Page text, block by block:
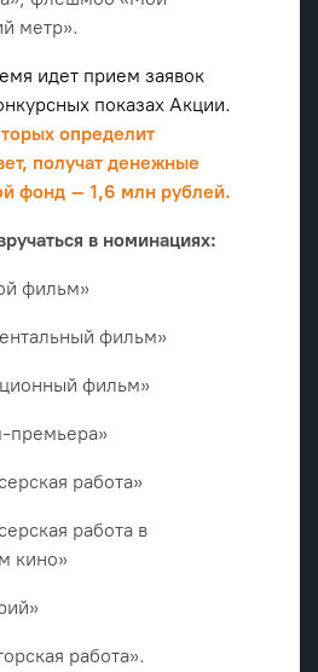
метр».
идет прием заявок
показах Акции.
определит
получат денежные
фонд – 1,6 млн рублей.
в номинациях:
фильм»
фильм»
фильм»
премьера»
работа»
работа в
кино»
работа».